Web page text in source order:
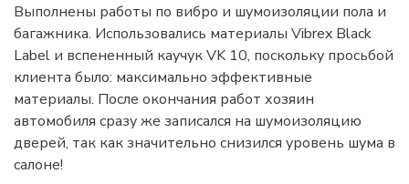
Оплата и доставка
Полезная
информация
Выполнены работы по вибро и шумоизоляции пола и
багажника. Использовались материалы Vibrex Black
Label и вспененный каучук VK 10, поскольку просьбой
клиента было: максимально эффективные
материалы. После окончания работ хозяин
автомобиля сразу же записался на шумоизоляцию
дверей, так как значительно снизился уровень шума в
салоне!